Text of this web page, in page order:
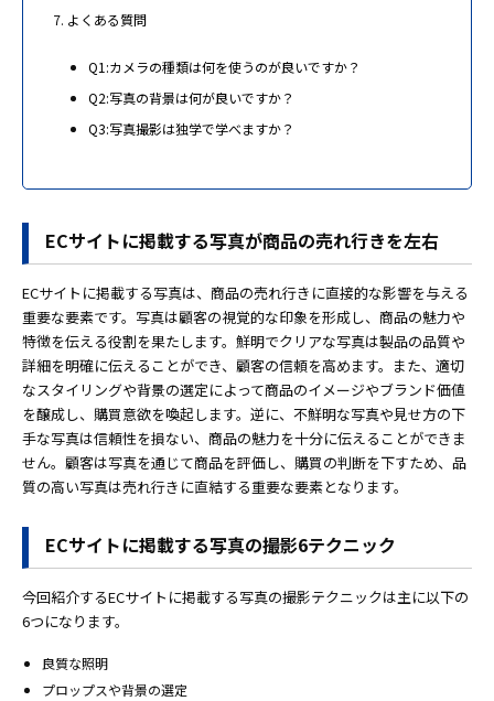
よくある質問
Q1:カメラの種類は何を使うのが良いですか？
Q2:写真の背景は何が良いですか？
Q3:写真撮影は独学で学べますか？
ECサイトに掲載する写真が商品の売れ行きを左右
ECサイトに掲載する写真は、商品の売れ行きに直接的な影響を与える
重要な要素です。写真は顧客の視覚的な印象を形成し、商品の魅力や
特徴を伝える役割を果たします。鮮明でクリアな写真は製品の品質や
詳細を明確に伝えることができ、顧客の信頼を高めます。また、適切
なスタイリングや背景の選定によって商品のイメージやブランド価値
を醸成し、購買意欲を喚起します。逆に、不鮮明な写真や見せ方の下
手な写真は信頼性を損ない、商品の魅力を十分に伝えることができま
せん。顧客は写真を通じて商品を評価し、購買の判断を下すため、品
質の高い写真は売れ行きに直結する重要な要素となります。
ECサイトに掲載する写真の撮影6テクニック
今回紹介するECサイトに掲載する写真の撮影テクニックは主に以下の
6つになります。
良質な照明
プロップスや背景の選定